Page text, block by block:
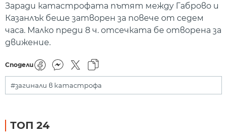
Заради катастрофата пътят между Габрово и
Казанлък беше затворен за повече от седем
часа. Малко преди 8 ч. отсечката бе отворена за
движение.
Сподели
#загинали в катастрофа
ТОП 24